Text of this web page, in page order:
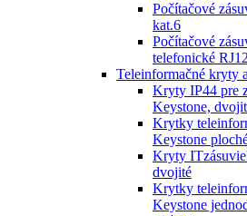
Počítačové
kat.6
Počítačové
telefonické RJ12
Teleinformačné kryty
Kryty IP44 pre
Keystone,
Krytky
Keystone
Kryty
dvojité
Krytky
Keystone